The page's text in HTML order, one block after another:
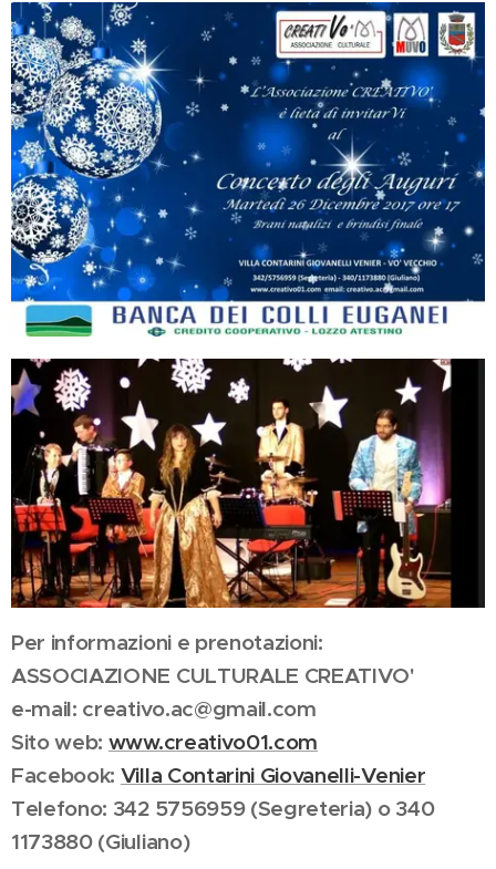
Per informazioni e prenotazioni:
ASSOCIAZIONE CULTURALE CREATIVO'
e-mail: creativo.ac@gmail.com
Sito web: www.creativo01.com
Facebook: Villa Contarini Giovanelli-Venier
Telefono: 342 5756959 (Segreteria) o 340
1173880 (Giuliano)